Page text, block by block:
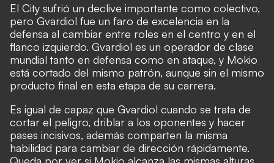
El City sufrió un declive importante como colectivo,
pero Gvardiol fue un faro de excelencia en la
defensa al cambiar entre roles en el centro y en el
flanco izquierdo. Gvardiol es un operador de clase
mundial tanto en defensa como en ataque, y Mokio
está cortado del mismo patrón, aunque sin el mismo
producto final en esta etapa de su carrera.
Es igual de capaz que Gvardiol cuando se trata de
cortar el peligro, driblar a los oponentes y hacer
pases incisivos, además comparten la misma
habilidad para cambiar de dirección rápidamente.